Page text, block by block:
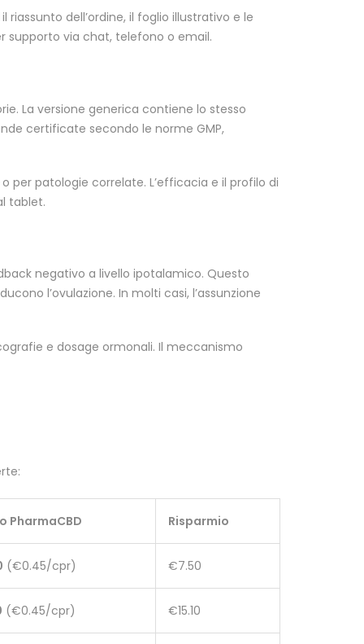
dell’ordine, il foglio illustrativo e le
supporto via chat, telefono o email.
La versione generica contiene lo stesso
certificate secondo le norme GMP,
per patologie correlate. L’efficacia e il profilo di
tablet.
negativo a livello ipotalamico. Questo
l’ovulazione. In molti casi, l’assunzione
e dosage ormonali. Il meccanismo
PharmaCBD Risparmio
(€0.45/cpr) €7.50
(€0.45/cpr) €15.10